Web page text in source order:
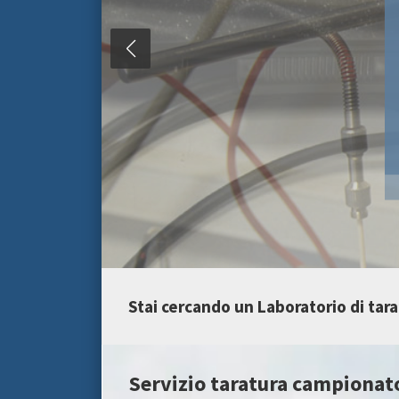
Stai cercando un Laboratorio di
Servizio taratura